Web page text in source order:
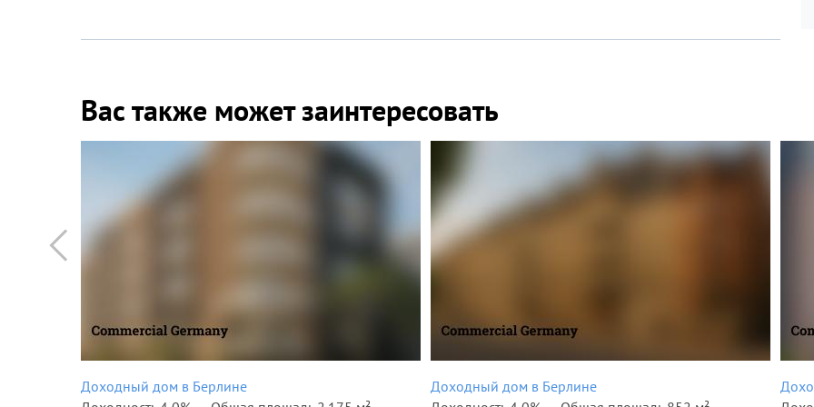
Вас также может заинтересовать
Доходный дом в Берлине
Доходный дом в Берлине